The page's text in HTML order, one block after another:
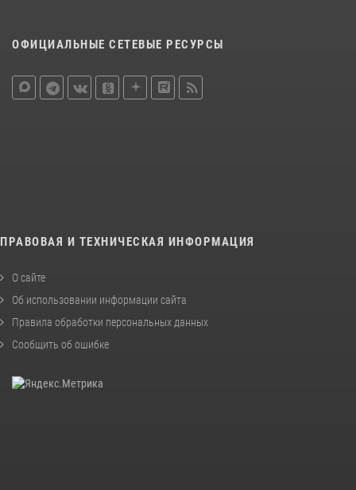
ОФИЦИАЛЬНЫЕ СЕТЕВЫЕ РЕСУРСЫ
ПРАВОВАЯ И ТЕХНИЧЕСКАЯ ИНФОРМАЦИЯ
О сайте
Об использовании информации сайта
Правила обработки персональных данных
Сообщить об ошибке